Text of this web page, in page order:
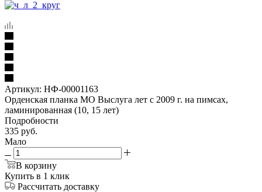
Артикул: НФ-00001163
Орденская планка МО Выслуга лет с 2009 г. на пимсах,
ламинированная (10, 15 лет)
Подробности
335 руб.
Мало
В корзину
Купить в 1 клик
Рассчитать доставку